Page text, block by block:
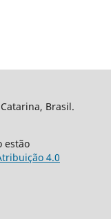
Brasil.
estão
4.0